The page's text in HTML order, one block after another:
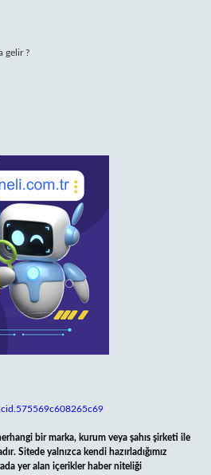
gelir ?
bir marka, kurum veya şahıs şirketi ile
Sitede yalnızca kendi hazırladığımız
yer alan içerikler haber niteliği